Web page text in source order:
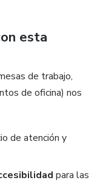
esta
de trabajo,
de oficina) nos
de atención y
para las